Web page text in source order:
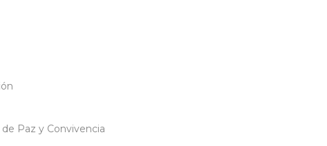
Paz y Convivencia